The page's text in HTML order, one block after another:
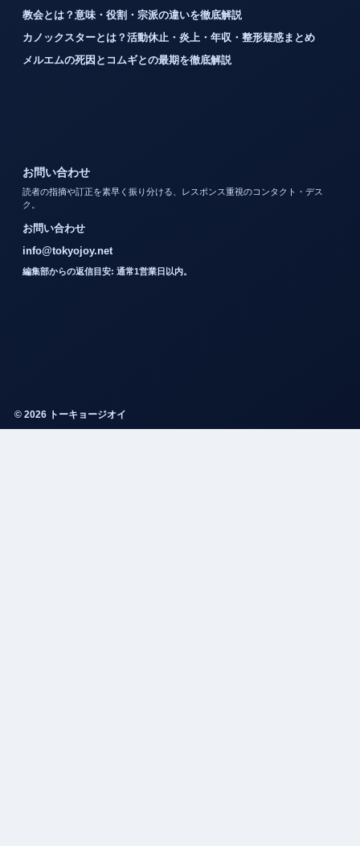
教会とは？意味・役割・宗派の違いを徹底解説
カノックスターとは？活動休止・炎上・年収・整形疑惑まとめ
メルエムの死因とコムギとの最期を徹底解説
お問い合わせ
読者の指摘や訂正を素早く振り分ける、レスポンス重視のコンタクト・デス
ク。
お問い合わせ
info@tokyojoy.net
編集部からの返信目安: 通常1営業日以内。
© 2026 トーキョージオイ